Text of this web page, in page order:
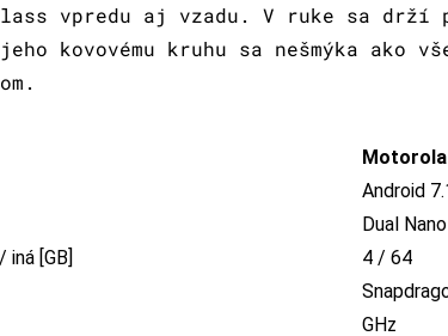
vpredu aj vzadu. V ruke sa drží
kovovému kruhu sa nešmýka ako
Android
Dual
[GB]
4 / 64
GHz